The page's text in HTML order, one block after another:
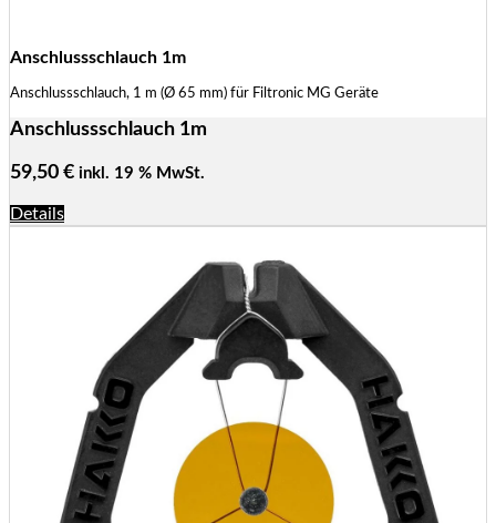
Anschlussschlauch 1m
Anschlussschlauch, 1 m (Ø 65 mm) für Filtronic MG Geräte
Anschlussschlauch 1m
59,50 € inkl. 19 % MwSt.
Details